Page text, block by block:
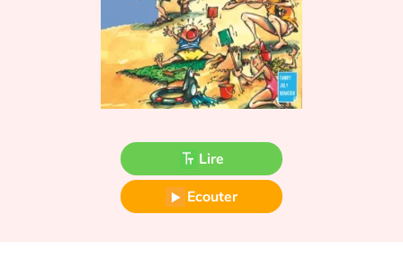
Ogres, monstres et sorcières
Héroïnes et héros
Voyage, épopée, enquête, aventure
Lire
Ecouter